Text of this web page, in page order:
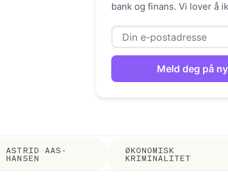
bank og finans. Vi lover å
ASTRID AAS-
HANSEN
ØKONOMISK
KRIMINALITET